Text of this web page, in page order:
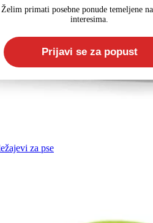
za pse
Želim primati posebne ponude temeljene
interesima.